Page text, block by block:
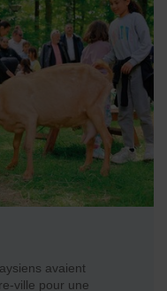
avaient
ville pour une